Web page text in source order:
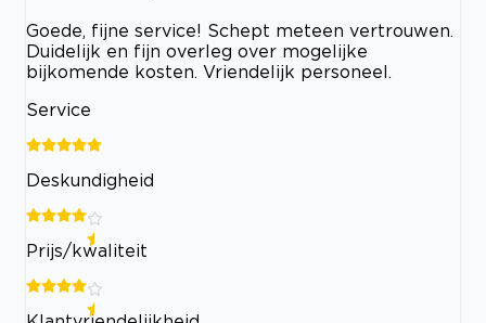
Goede, fijne service! Schept meteen vertrouwen.
Duidelijk en fijn overleg over mogelijke
bijkomende kosten. Vriendelijk personeel.
Service
Deskundigheid
Prijs/kwaliteit